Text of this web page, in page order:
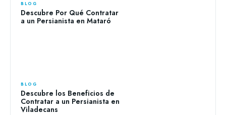
BLOG
Descubre Por Qué Contratar
a un Persianista en Mataró
BLOG
Descubre los Beneficios de
Contratar a un Persianista en
Viladecans